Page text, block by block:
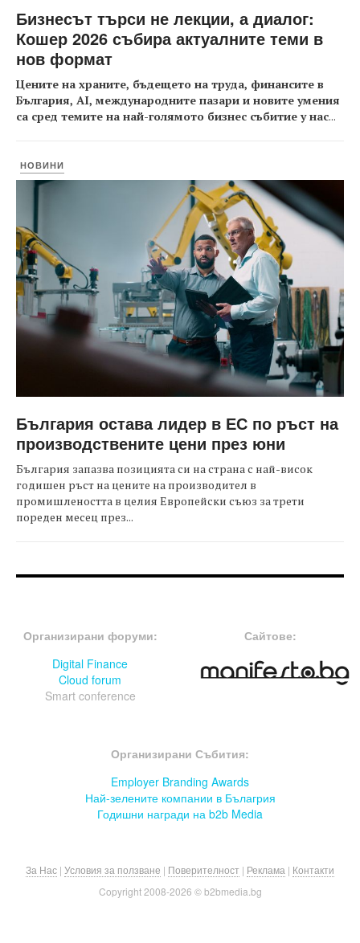
Бизнесът търси не лекции, а диалог:
Кошер 2026 събира актуалните теми в
нов формат
Цените на храните, бъдещето на труда, финансите в
България, AI, международните пазари и новите умения
са сред темите на най-голямото бизнес събитие у нас...
НОВИНИ
България остава лидер в ЕС по ръст на
производствените цени през юни
България запазва позицията си на страна с най-висок
годишен ръст на цените на производител в
промишлеността в целия Европейски съюз за трети
пореден месец през...
Организирани форуми:
Digital Finance
Cloud forum
Smart conference
Сайтове:
Организирани Събития:
Employer Branding Awards
Най-зелените компании в Бълагрия
Годишни награди на b2b Media
За Нас | Условия за ползване | Поверителност | Реклама | Контакти
Copyright 2008-2026 © b2bmedia.bg